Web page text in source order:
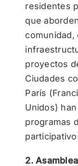
residentes
que
comunidad,
proyectos
Ciudades
París
Unidos)
programas
2.